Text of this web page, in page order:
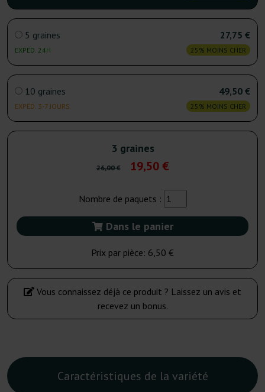
5 graines
EXPÉD. 24H
27,75 €
25% MOINS CHER
10 graines
EXPÉD. 3-7 JOURS
49,50 €
25% MOINS CHER
3 graines
26,00 € 19,50 €
Nombre de paquets :
Dans le panier
Prix par pièce: 6,50 €
Vous connaissez déjà ce produit ? Laissez un avis et
recevez un bonus.
Caractéristiques de la variété